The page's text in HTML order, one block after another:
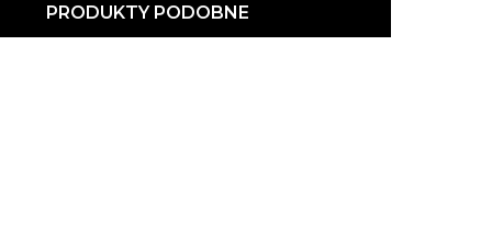
PRODUKTY PODOBNE